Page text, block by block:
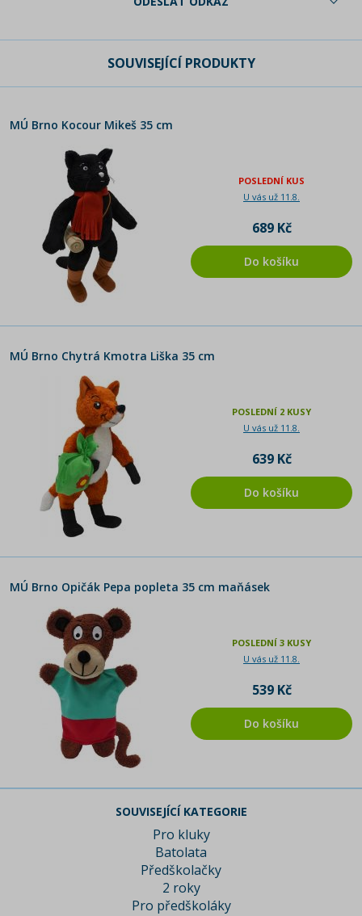
SOUVISEJÍCÍ PRODUKTY
MÚ Brno Kocour Mikeš 35 cm
POSLEDNÍ KUS
U vás už 11.8.
689 Kč
Do košíku
MÚ Brno Chytrá Kmotra Liška 35 cm
POSLEDNÍ 2 KUSY
U vás už 11.8.
639 Kč
Do košíku
MÚ Brno Opičák Pepa popleta 35 cm maňásek
POSLEDNÍ 3 KUSY
U vás už 11.8.
539 Kč
Do košíku
SOUVISEJÍCÍ KATEGORIE
Pro kluky
Batolata
Předškolačky
2 roky
Pro předškoláky